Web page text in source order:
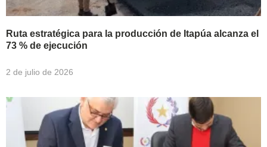
Ruta estratégica para la producción de Itapúa alcanza el
73 % de ejecución
2 de julio de 2026